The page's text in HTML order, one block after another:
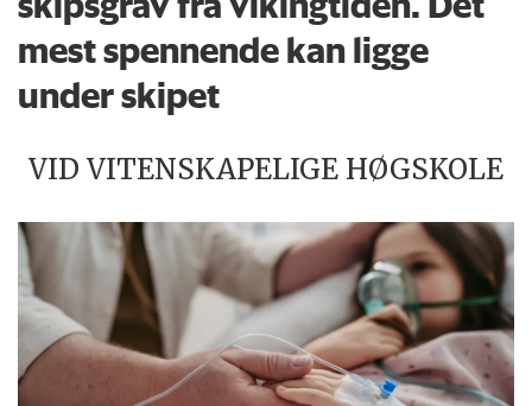
mest spennende kan ligge
under skipet
VID VITENSKAPELIGE HØGSKOLE